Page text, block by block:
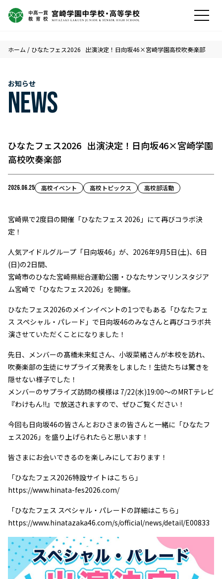
ホーム / ひなたフェス2026 出演決定！日向坂46×宮崎学園高校吹奏楽部
お知らせ
NEWS
ひなたフェス2026 出演決定！日向坂46×宮崎学園
高校吹奏楽部
2026.06.25 高校イベント 高校トピックス 高校部活動
宮崎県で2度目の開催「ひなたフェス 2026」にて再びコラボ決
定！
人気アイドルグループ「日向坂46」が、2026年9月5日(土)、6日
(日)の2日間、
宮崎市のひなた宮崎県総合運動公園・ひなたサンマリンスタジア
ム宮崎で「ひなたフェス2026」を開催。
ひなたフェス2026のメインイベントの1つでもある「ひなたフェ
ス スペシャル・パレード」で日向坂46のみなさんと再びコラボ共
演させていただくことになりました！
先日、メンバーの髙橋未来虹さん、小坂菜緒さんが本校を訪れ、
吹奏楽部の生徒にサプライズ発表をしました！生徒たちは驚きを
隠せない様子でした！
メンバーのサプライズ訪問の模様は 7/22(水)19:00〜のMRTテレビ
『わけもん!!』で放送されますので、ぜひご覧ください！
今回も日向坂46の皆さんとおひさまの皆さんと一緒に「ひなたフ
ェス2026」を盛り上げられたらと思います！
皆さまにお会いできるのを楽しみにしております！
「ひなたフェス2026特設サイトはこちら」
https://www.hinata-fes2026.com/
「ひなたフェス スペシャル・パレードの詳細はこちら」
https://www.hinatazaka46.com/s/official/news/detail/E00833